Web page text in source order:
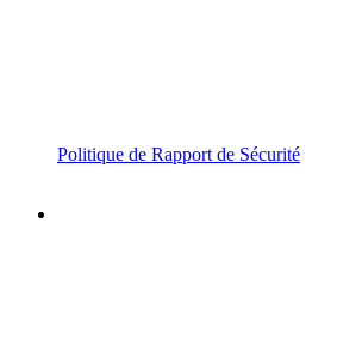
Politique de Rapport de Sécurité